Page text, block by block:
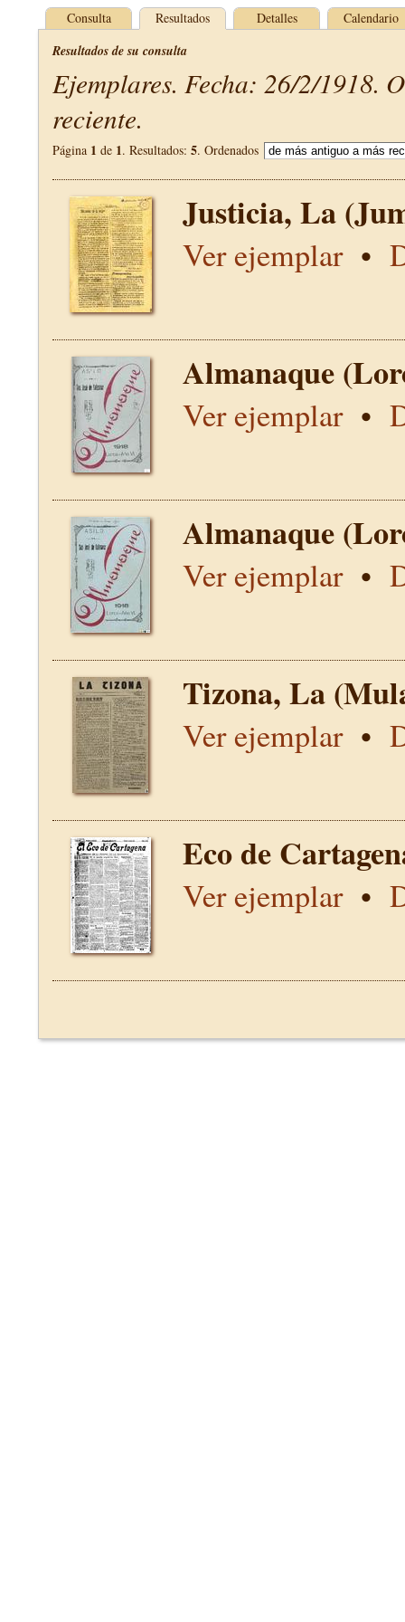
Consulta Resultados Detalles Calendario
Resultados de su consulta
Ejemplares. Fecha: 26/2/1918.
reciente.
Página 1 de 1. Resultados: 5. Ordenados
Justicia, La
Ver ejemplar•
Almanaque
Ver ejemplar•
Almanaque
Ver ejemplar•
Tizona, La
Ver ejemplar•
Eco de
Ver ejemplar•